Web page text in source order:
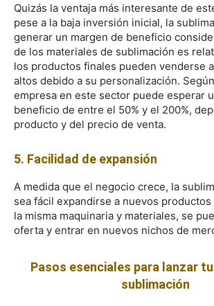
Quizás la ventaja más interesante de
pese a la baja inversión inicial, la
generar un margen de beneficio
de los materiales de sublimación es
los productos finales pueden venderse
altos debido a su personalización. Según
empresa en este sector puede esperar
beneficio de entre el 50% y el 200%,
producto y del precio de venta.
5. Facilidad de expansión
A medida que el negocio crece, la
sea fácil expandirse a nuevos
la misma maquinaria y materiales, se
oferta y entrar en nuevos nichos de
Pasos esenciales para lanzar
sublimación